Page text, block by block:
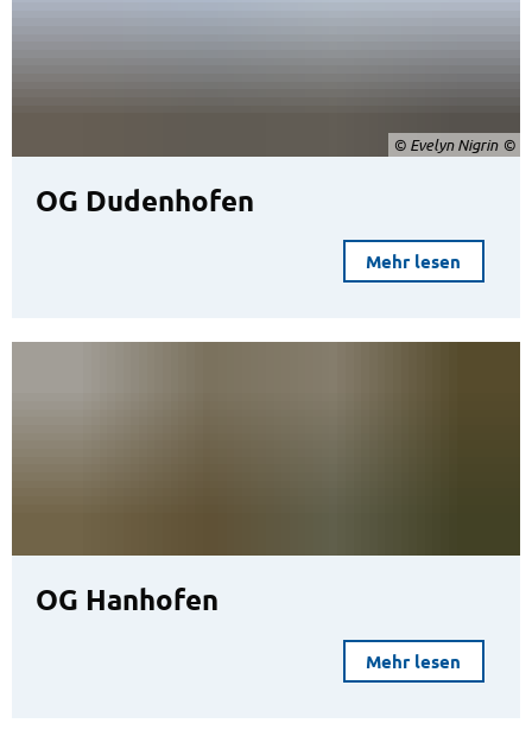
© Evelyn Nigrin
OG Dudenhofen
Mehr lesen
OG Hanhofen
Mehr lesen